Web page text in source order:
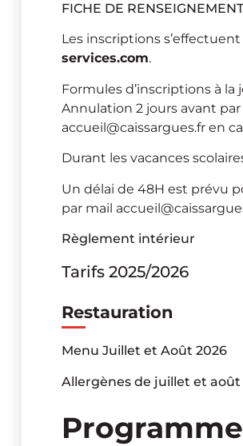
FICHE DE
Les inscriptions
services.com.
Formules d’inscriptions à
Annulation 2 jours avant
accueil@caissargues.fr en
Durant les vacances
Un délai de 48H est prévu
par mail
Règlement intérieur
Tarifs 2025/2026
Restauration
Menu Juillet et Août 2026
Allergènes de juillet et août